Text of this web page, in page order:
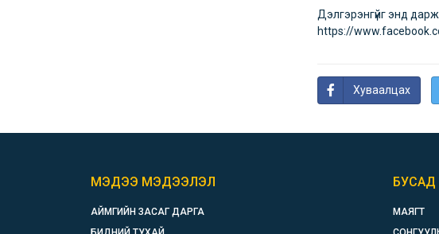
Дэлгэрэнгүйг энд дарж
https://
Хуваалцах
МЭДЭЭ МЭДЭЭЛЭЛ
АЙМГИЙН ЗАСАГ ДАРГА
БУСАД
МАЯГТ